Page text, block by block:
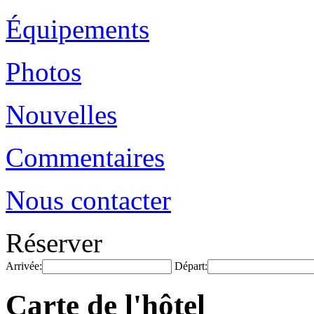
Équipements
Photos
Nouvelles
Commentaires
Nous contacter
Réserver
Arrivée: Départ:
Carte de l'hôtel